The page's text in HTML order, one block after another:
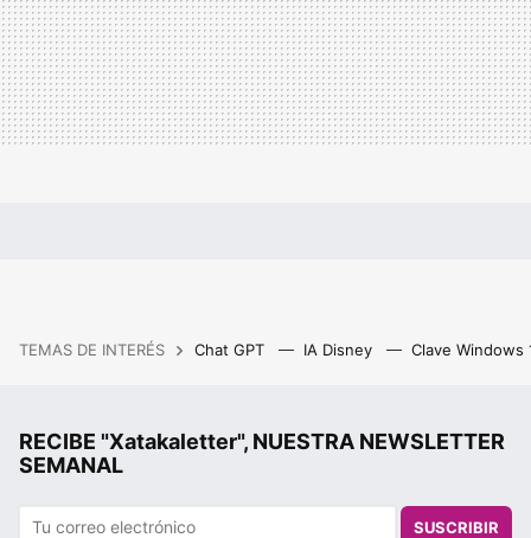
TEMAS DE INTERÉS Chat GPT IA Disney Clave Windows
RECIBE "Xatakaletter", NUESTRA NEWSLETTER
SEMANAL
SUSCRIBIR